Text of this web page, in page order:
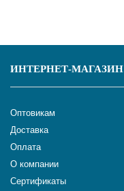
ИНТЕРНЕТ-МАГАЗИН
Оптовикам
Доставка
Оплата
О компании
Сертификаты